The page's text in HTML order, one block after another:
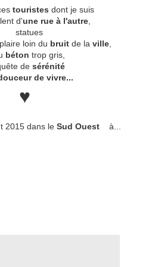
touristes dont je suis
d'une rue à l'autre,
loin du bruit de la ville
béton trop gris,
de sérénité
de vivre...
♥
2015 dans le Sud Ouest à...